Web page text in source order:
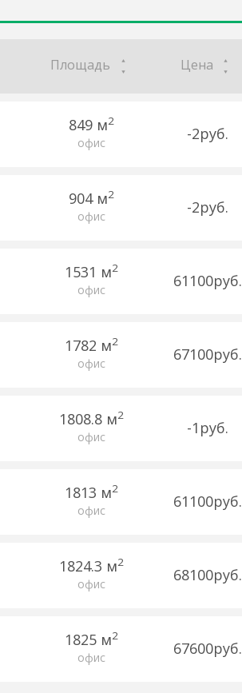
Площадь Цена
849 м2
офис -2руб.
904 м2
офис -2руб.
1531 м2
офис 61100руб.
1782 м2
офис 67100руб.
1808.8 м2
офис -1руб.
1813 м2
офис 61100руб.
1824.3 м2
офис 68100руб.
1825 м2
офис 67600руб.